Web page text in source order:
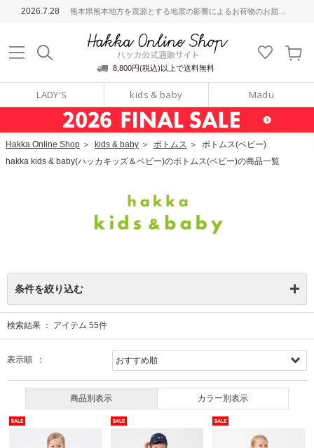
2026.7.28 熊本県熊本地方を震源とする地震の影響によるお荷物のお届けについて
8,800円(税込)以上で送料無料
LADY'S kids & baby Madu
通販サイト
Hakka Online Shop ＞ kids & baby ＞ ボトムス ＞ ボトムス(ベビー)
hakka kids & baby(ハッカキッズ＆ベビー)のボトムス(ベビー)の商品一覧
条件を絞り込む
検索結果 ： アイテム 55件
表示順 ：
商品別表示 カラー別表示